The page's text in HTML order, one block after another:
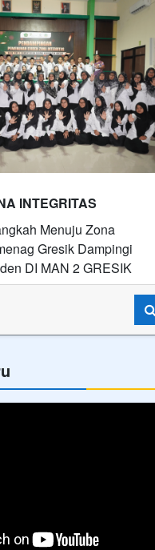
INTEGRITAS
Menuju Zona
Gresik Dampingi
DI MAN 2 GRESIK